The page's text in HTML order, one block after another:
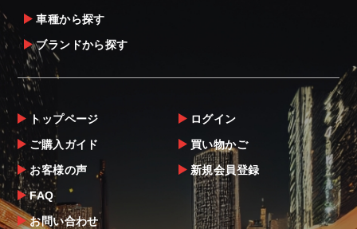
車種から探す
ブランドから探す
トップページ
ご購入ガイド
お客様の声
FAQ
お問い合わせ
ログイン
買い物かご
新規会員登録